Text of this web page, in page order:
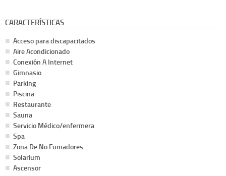
CARACTERÍSTICAS
Acceso para discapacitados
Aire Acondicionado
Conexión A Internet
Gimnasio
Parking
Piscina
Restaurante
Sauna
Servicio Médico/enfermera
Spa
Zona De No Fumadores
Solarium
Ascensor